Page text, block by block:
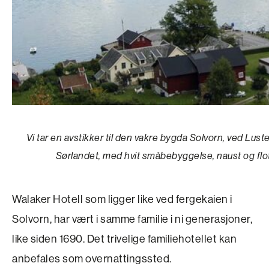
Vi tar en avstikker til den vakre bygda Solvorn, ved
Sørlandet, med hvit småbebyggelse, naust og
Walaker Hotell som ligger like ved fergekaien i
Solvorn, har vært i samme familie i ni generasjoner,
like siden 1690. Det trivelige familiehotellet kan
anbefales som overnattingssted.